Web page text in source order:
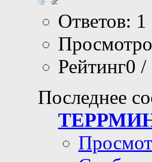
Ответов: 1
Рейтинг0 /
Последнее